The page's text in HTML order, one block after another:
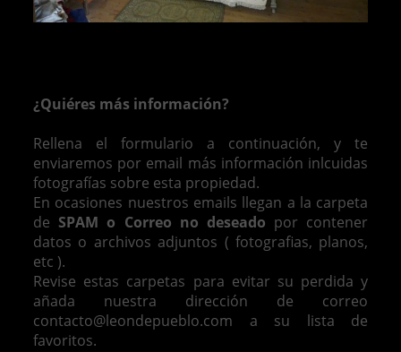
¿Quiéres más información?
Rellena el formulario a continuación, y te
enviaremos por email más información inlcuidas
fotografías sobre esta propiedad.
En ocasiones nuestros emails llegan a la carpeta
de SPAM o Correo no deseado por contener
datos o archivos adjuntos ( fotografias, planos,
etc ).
Revise estas carpetas para evitar su perdida y
añada nuestra dirección de correo
contacto@leondepueblo.com a su lista de
favoritos.